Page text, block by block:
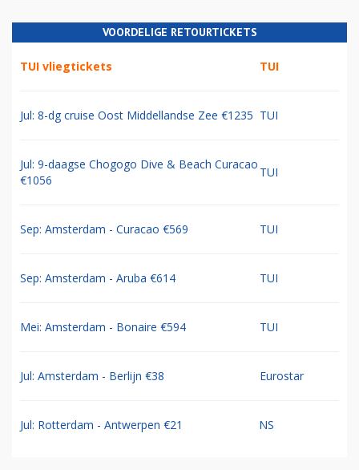
VOORDELIGE RETOURTICKETS
TUI vliegtickets TUI
Jul: 8-dg cruise Oost Middellandse Zee €1235 TUI
Jul: 9-daagse Chogogo Dive & Beach Curacao
€1056
TUI
Sep: Amsterdam - Curacao €569 TUI
Sep: Amsterdam - Aruba €614 TUI
Mei: Amsterdam - Bonaire €594 TUI
Jul: Amsterdam - Berlijn €38 Eurostar
Jul: Rotterdam - Antwerpen €21 NS